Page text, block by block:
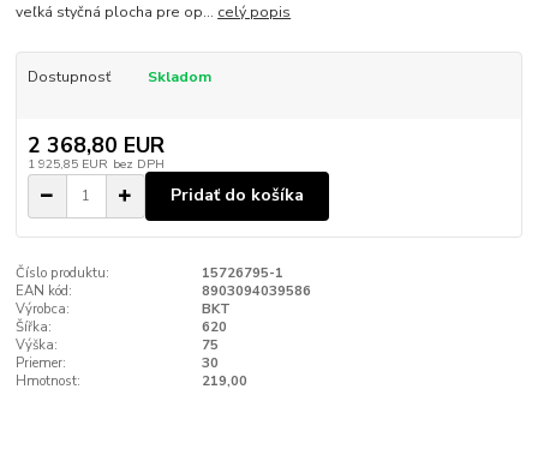
veľká styčná plocha pre op... celý popis
Dostupnosť Skladom
2 368,80 EUR
1 925,85 EUR bez DPH
Pridať do košíka
Číslo produktu:
15726795-1
EAN kód:
8903094039586
Výrobca:
BKT
Šířka:
620
Výška:
75
Priemer:
30
Hmotnost:
219,00